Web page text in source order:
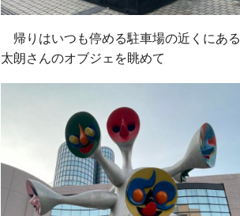
帰りはいつも停める駐車場の近くにある
太朗さんのオブジェを眺めて